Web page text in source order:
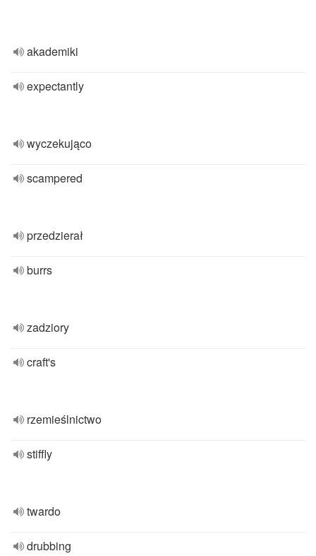
akademiki
expectantly
wyczekująco
scampered
przedzierał
burrs
zadziory
craft's
rzemieślnictwo
stiffly
twardo
drubbing